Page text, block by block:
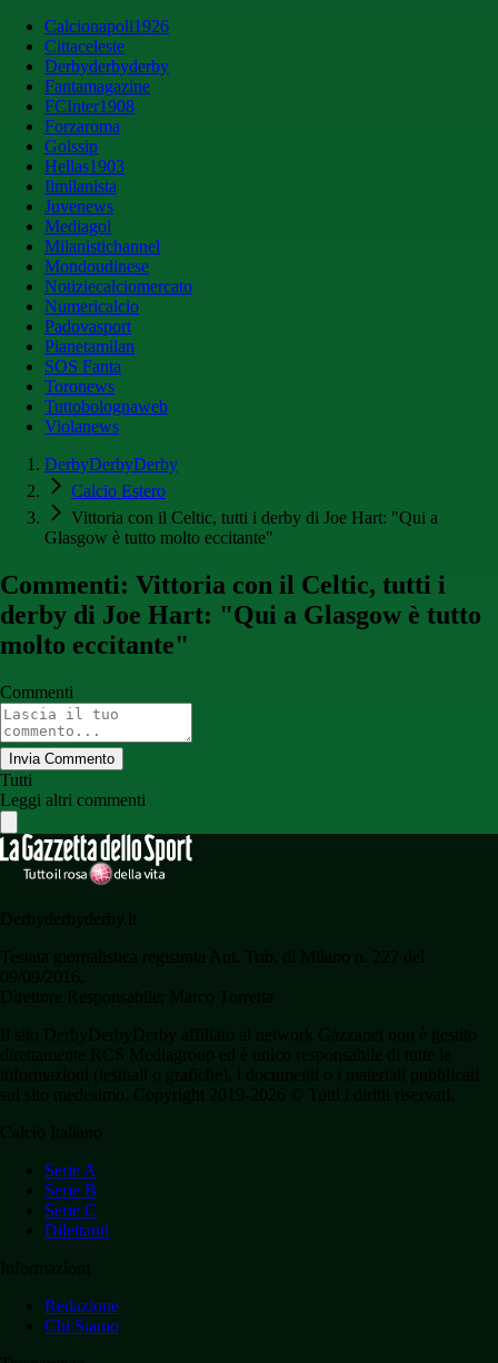
Calcionapoli1926
Cittaceleste
Derbyderbyderby
Fantamagazine
FCInter1908
Forzaroma
Golssip
Hellas1903
Ilmilanista
Juvenews
Mediagol
Milanistichannel
Mondoudinese
Notiziecalciomercato
Numericalcio
Padovasport
Pianetamilan
SOS Fanta
Toronews
Tuttobolognaweb
Violanews
DerbyDerbyDerby
Calcio Estero
Vittoria con il Celtic, tutti i derby di Joe Hart: "Qui a
Glasgow è tutto molto eccitante"
Commenti: Vittoria con il Celtic, tutti i
derby di Joe Hart: "Qui a Glasgow è tutto
molto eccitante"
Commenti
Invia Commento
Tutti
Leggi altri commenti
Serie A
Serie B
Serie C
Dilettanti
Redazione
Chi Siamo